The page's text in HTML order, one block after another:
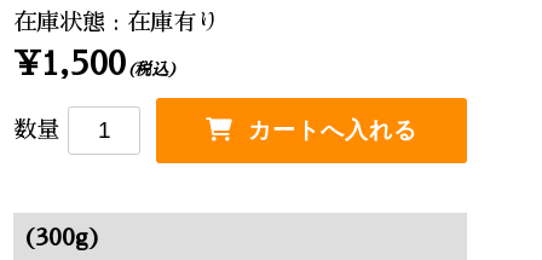
在庫状態 : 在庫有り
¥1,500 (税込)
数量
(300g)